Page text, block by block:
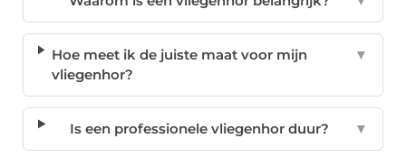
Hoe meet ik de juiste maat voor mijn
vliegenhor?
▼
Is een professionele vliegenhor duur? ▼